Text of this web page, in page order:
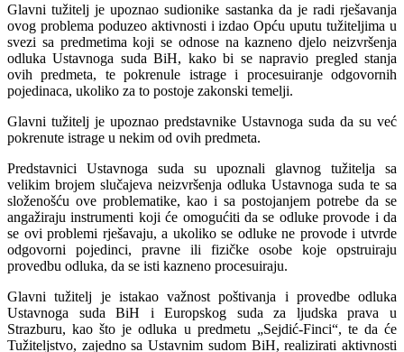
Glavni tužitelj je upoznao sudionike sastanka da je radi rješavanja
ovog problema poduzeo aktivnosti i izdao Opću uputu tužiteljima u
svezi sa predmetima koji se odnose na kazneno djelo neizvršenja
odluka Ustavnoga suda BiH, kako bi se napravio pregled stanja
ovih predmeta, te pokrenule istrage i procesuiranje odgovornih
pojedinaca, ukoliko za to postoje zakonski temelji.
Glavni tužitelj je upoznao predstavnike Ustavnoga suda da su već
pokrenute istrage u nekim od ovih predmeta.
Predstavnici Ustavnoga suda su upoznali glavnog tužitelja sa
velikim brojem slučajeva neizvršenja odluka Ustavnoga suda te sa
složenošću ove problematike, kao i sa postojanjem potrebe da se
angažiraju instrumenti koji će omogućiti da se odluke provode i da
se ovi problemi rješavaju, a ukoliko se odluke ne provode i utvrde
odgovorni pojedinci, pravne ili fizičke osobe koje opstruiraju
provedbu odluka, da se isti kazneno procesuiraju.
Glavni tužitelj je istakao važnost poštivanja i provedbe odluka
Ustavnoga suda BiH i Europskog suda za ljudska prava u
Strazburu, kao što je odluka u predmetu „Sejdić-Finci“, te da će
Tužiteljstvo, zajedno sa Ustavnim sudom BiH, realizirati aktivnosti